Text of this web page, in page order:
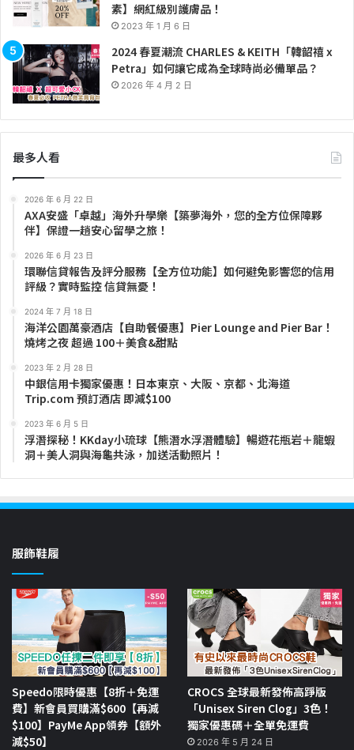
素】網紅級別護膚品！
2023 年 1 月 6 日
2024 春夏潮流 CHARLES & KEITH「韓韶禧 x
Petra」如何讓它成為全球時尚必備單品？
2026 年 4 月 2 日
最多人看
2026 年 6 月 22 日
AXA安盛「卓越」海外升學樂【築夢海外，您的全方位保障夥
伴】保證一趟安心留學之旅！
2026 年 6 月 23 日
環聯信貸報告及評分服務【全方位功能】如何避免影響您的信用
評級？實時監控 信貸無憂！
2024 年 7 月 18 日
海洋公園萬豪酒店【自助餐優惠】Pier Lounge and Pier Bar！
燒烤之夜 超過 100＋美食&甜點
2023 年 2 月 28 日
中銀信用卡獨家優惠！日本東京、大阪、京都、北海道
Trip.com 預訂酒店 即減$100
2023 年 6 月 5 日
浮潛探秘！KKday小琉球【熊潛水浮潛體驗】暢遊花瓶岩＋龍蝦
洞＋美人洞與海龜共泳，加送活動照片！
服飾鞋履
Speedo限時優惠【8折＋免運
費】新會員買購滿$600【再減
$100】PayMe App領券【額外
減$50】
CROCS 全球最新發佈高踭版
「Unisex Siren Clog」3色！
獨家優惠碼＋全單免運費
2026 年 5 月 24 日